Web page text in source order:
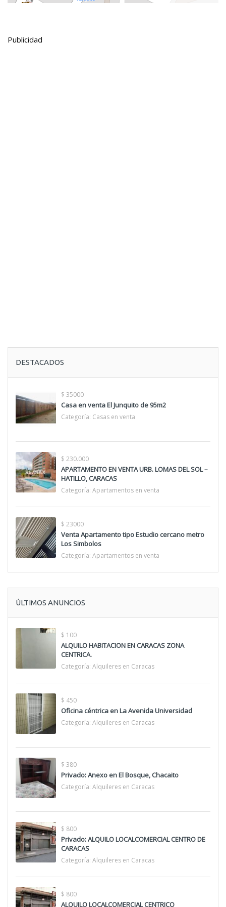
Publicidad
DESTACADOS
$ 35000
Casa en venta El Junquito de 95m2
Categoría: Casas en venta
$ 230.000
APARTAMENTO EN VENTA URB. LOMAS DEL SOL –
HATILLO, CARACAS
Categoría: Apartamentos en venta
$ 23000
Venta Apartamento tipo Estudio cercano metro
Los Simbolos
Categoría: Apartamentos en venta
ÚLTIMOS ANUNCIOS
$ 100
ALQUILO HABITACION EN CARACAS ZONA
CENTRICA.
Categoría: Alquileres en Caracas
$ 450
Oficina céntrica en La Avenida Universidad
Categoría: Alquileres en Caracas
$ 380
Privado: Anexo en El Bosque, Chacaito
Categoría: Alquileres en Caracas
$ 800
Privado: ALQUILO LOCALCOMERCIAL CENTRO DE
CARACAS
Categoría: Alquileres en Caracas
$ 800
ALQUILO LOCALCOMERCIAL CENTRICO